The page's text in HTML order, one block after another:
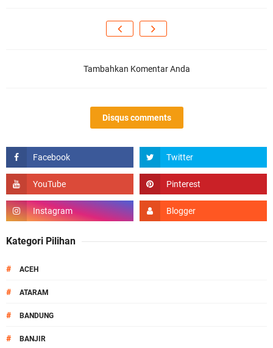
Tambahkan Komentar Anda
Disqus comments
Kategori Pilihan
# ACEH
# ATARAM
# BANDUNG
# BANJIR